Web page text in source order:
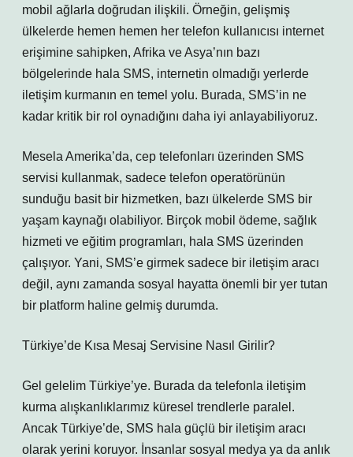
mobil ağlarla doğrudan ilişkili. Örneğin, gelişmiş
ülkelerde hemen hemen her telefon kullanıcısı internet
erişimine sahipken, Afrika ve Asya’nın bazı
bölgelerinde hala SMS, internetin olmadığı yerlerde
iletişim kurmanın en temel yolu. Burada, SMS’in ne
kadar kritik bir rol oynadığını daha iyi anlayabiliyoruz.
Mesela Amerika’da, cep telefonları üzerinden SMS
servisi kullanmak, sadece telefon operatörünün
sunduğu basit bir hizmetken, bazı ülkelerde SMS bir
yaşam kaynağı olabiliyor. Birçok mobil ödeme, sağlık
hizmeti ve eğitim programları, hala SMS üzerinden
çalışıyor. Yani, SMS’e girmek sadece bir iletişim aracı
değil, aynı zamanda sosyal hayatta önemli bir yer tutan
bir platform haline gelmiş durumda.
Türkiye’de Kısa Mesaj Servisine Nasıl Girilir?
Gel gelelim Türkiye’ye. Burada da telefonla iletişim
kurma alışkanlıklarımız küresel trendlerle paralel.
Ancak Türkiye’de, SMS hala güçlü bir iletişim aracı
olarak yerini koruyor. İnsanlar sosyal medya ya da anlık